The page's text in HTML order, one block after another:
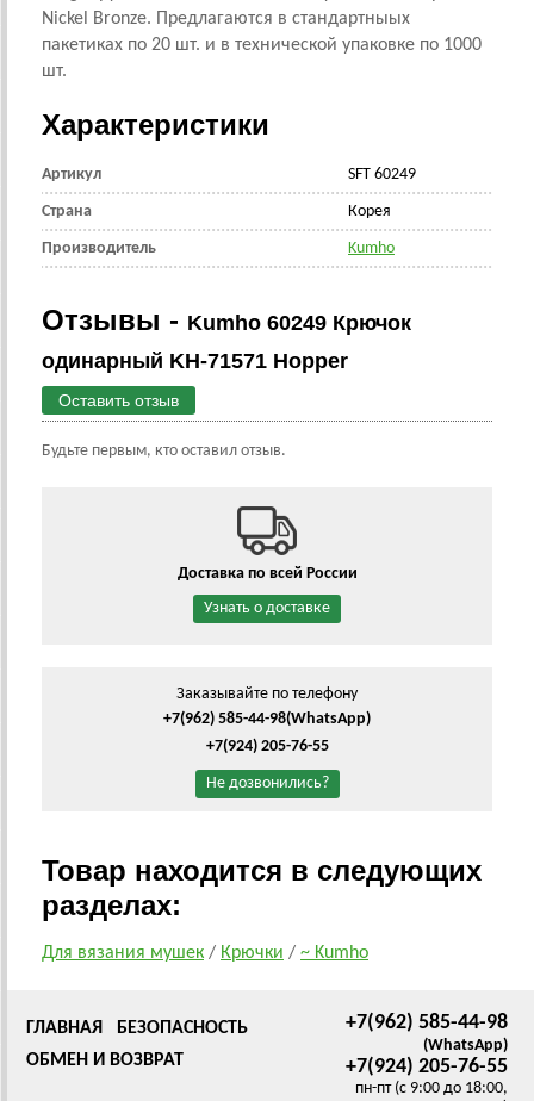
Nickel Bronze.
Предлагаются в стандартныых
пакетиках по 20 шт. и в технической упаковке по 1000
шт.
Характеристики
Артикул SFT 60249
Страна Корея
Производитель Kumho
Отзывы - Kumho 60249 Крючок
одинарный KH-71571 Hopper
Оставить отзыв
Будьте первым, кто оставил отзыв.
Доставка по всей России
Узнать о доставке
Заказывайте по телефону
+7(962) 585-44-98(WhatsApp)
+7(924) 205-76-55
Не дозвонились?
Товар находится в следующих
разделах:
Для вязания мушек / Крючки / ~ Kumho
+7(962) 585-44-98
(WhatsApp)
+7(924) 205-76-55
пн-пт (с 9:00 до 18:00,
ГЛАВНАЯ
БЕЗОПАСНОСТЬ
ОБМЕН И ВОЗВРАТ